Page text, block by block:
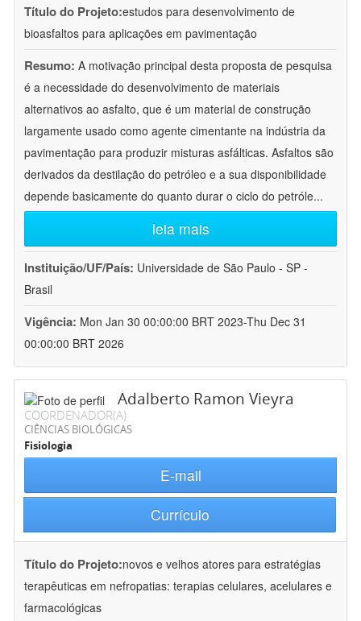
Título do Projeto:estudos para desenvolvimento de
bioasfaltos para aplicações em pavimentação
Resumo: A motivação principal desta proposta de pesquisa
é a necessidade do desenvolvimento de materiais
alternativos ao asfalto, que é um material de construção
largamente usado como agente cimentante na indústria da
pavimentação para produzir misturas asfálticas. Asfaltos são
derivados da destilação do petróleo e a sua disponibilidade
depende basicamente do quanto durar o ciclo do petróle...
leia mais
Instituição/UF/País: Universidade de São Paulo - SP -
Brasil
Vigência: Mon Jan 30 00:00:00 BRT 2023-Thu Dec 31
00:00:00 BRT 2026
Adalberto Ramon Vieyra
COORDENADOR(A)
CIÊNCIAS BIOLÓGICAS
Fisiologia
E-mail
Currículo
Título do Projeto:novos e velhos atores para estratégias
terapêuticas em nefropatias: terapias celulares, acelulares e
farmacológicas